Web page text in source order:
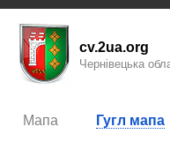
cv.2ua.org
Чернівецька
Мапа Гугл мапа